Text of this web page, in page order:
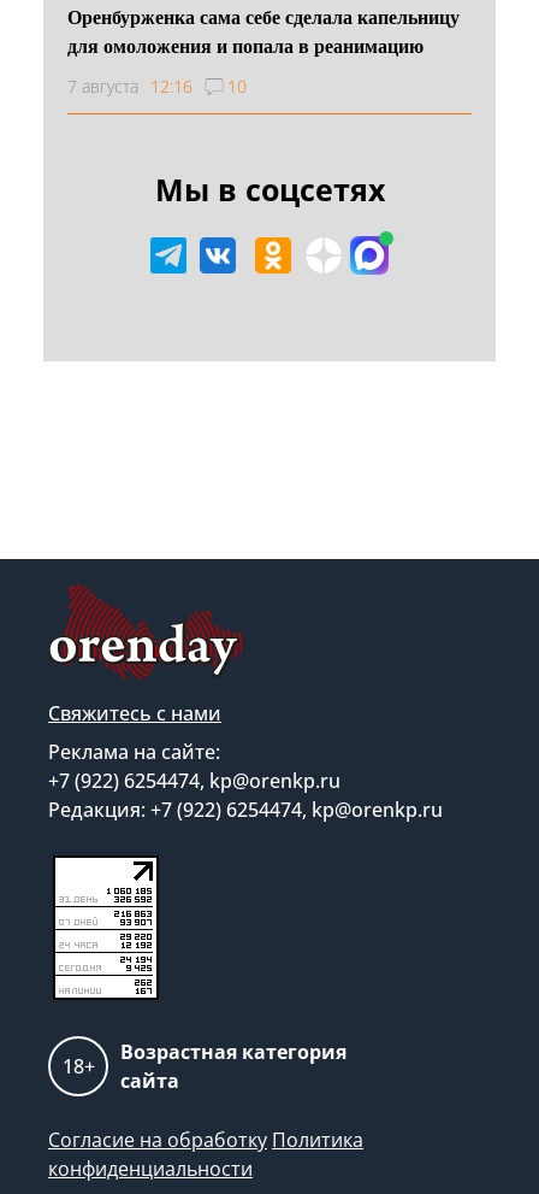
Оренбурженка сама себе сделала капельницу
для омоложения и попала в реанимацию
7 августа 12:16 10
Мы в соцсетях
Свяжитесь с нами
Реклама на сайте:
+7 (922) 6254474, kp@orenkp.ru
Редакция: +7 (922) 6254474, kp@orenkp.ru
18+
Возрастная категория
сайта
Согласие на обработку Политика
конфиденциальности